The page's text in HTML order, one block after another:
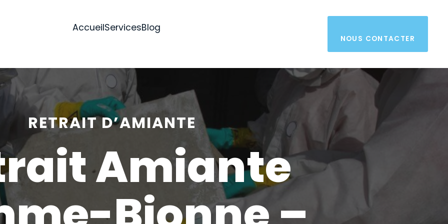
AccueilServicesBlog
NOUS CONTACTER
RETRAIT D’AMIANTE
Amiante